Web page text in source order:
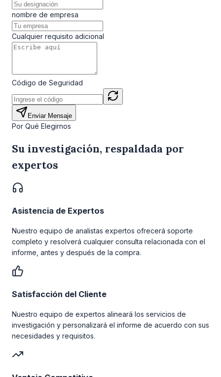
nombre de empresa
Cualquier requisito adicional
Código de Seguridad
Enviar Mensaje
Por Qué Elegirnos
Su investigación, respaldada por
expertos
Asistencia de Expertos
Nuestro equipo de analistas expertos ofrecerá soporte
completo y resolverá cualquier consulta relacionada con el
informe, antes y después de la compra.
Satisfacción del Cliente
Nuestro equipo de expertos alineará los servicios de
investigación y personalizará el informe de acuerdo con sus
necesidades y requisitos.